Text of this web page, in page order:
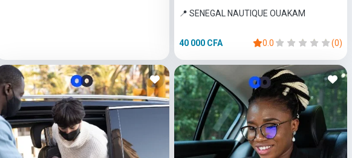
📍 SENEGAL NAUTIQUE OUAKAM
40 000 CFA 0.0 (0)